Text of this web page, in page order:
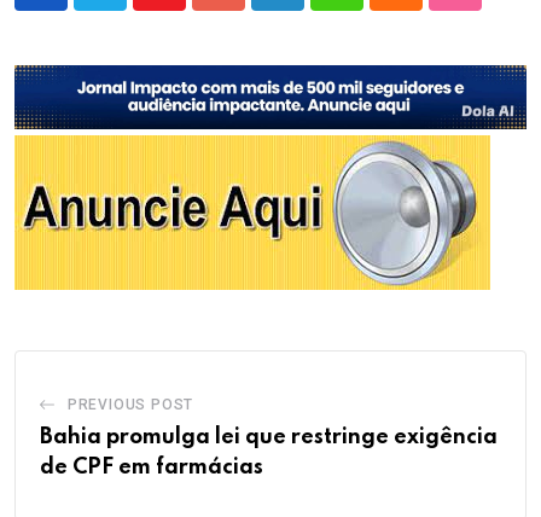
PREVIOUS POST
Bahia promulga lei que restringe exigência
de CPF em farmácias